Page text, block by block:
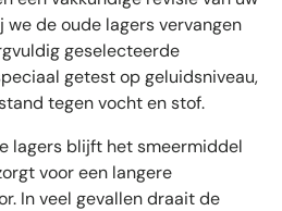
de oude lagers vervangen
geselecteerde
getest op geluidsniveau,
tegen vocht en stof.
lagers blijft het smeermiddel
voor een langere
In veel gevallen draait de